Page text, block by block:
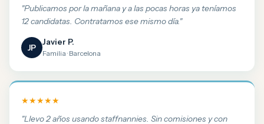
"Publicamos por la mañana y a las pocas horas ya teníamos
12 candidatas. Contratamos ese mismo día."
JP
Javier P.
Familia · Barcelona
★★★★★
"Llevo 2 años usando staffnannies. Sin comisiones y con